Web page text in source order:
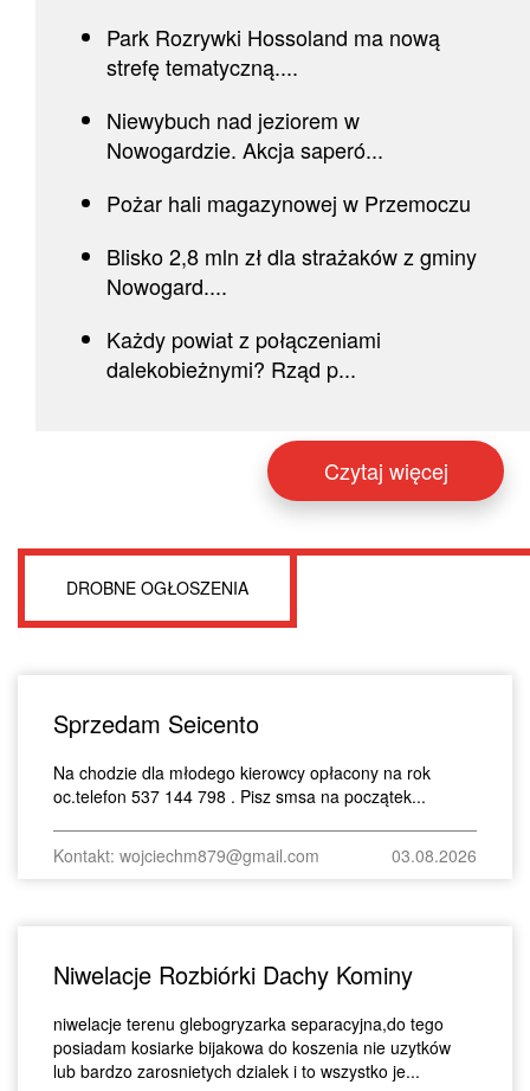
Park Rozrywki Hossoland ma nową
strefę tematyczną....
Niewybuch nad jeziorem w
Nowogardzie. Akcja saperó...
Pożar hali magazynowej w Przemoczu
Blisko 2,8 mln zł dla strażaków z gminy
Nowogard....
Każdy powiat z połączeniami
dalekobieżnymi? Rząd p...
Czytaj więcej
DROBNE OGŁOSZENIA
Sprzedam Seicento
Na chodzie dla młodego kierowcy opłacony na rok
oc.telefon 537 144 798 . Pisz smsa na początek...
Kontakt: wojciechm879@gmail.com 03.08.2026
Niwelacje Rozbiórki Dachy Kominy
niwelacje terenu glebogryzarka separacyjna,do tego
posiadam kosiarke bijakowa do koszenia nie uzytków
lub bardzo zarosnietych dzialek i to wszystko je...